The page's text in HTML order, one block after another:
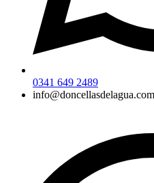
0341 649 2489